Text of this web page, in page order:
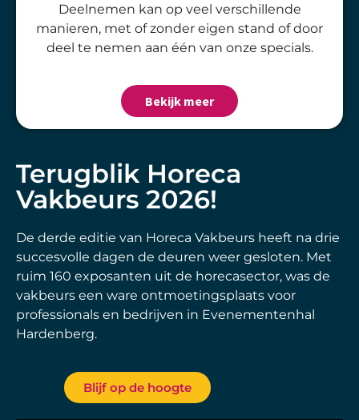
Deelnemen kan op veel verschillende
manieren, met of zonder eigen stand of door
deel te nemen aan één van onze specials.
Bekijk meer
Terugblik Horeca
Vakbeurs 2026!
De derde editie van Horeca Vakbeurs heeft na drie
succesvolle dagen de deuren weer gesloten. Met
ruim 160 exposanten uit de horecasector, was de
vakbeurs een ware ontmoetingsplaats voor
professionals en bedrijven in Evenementenhal
Hardenberg.
Blijf op de hoogte